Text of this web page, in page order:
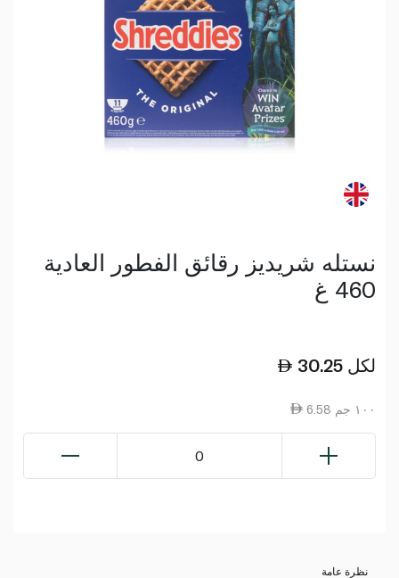
نستله شريديز رقائق الفطور العادية
460 غ
30.25 لكل
6.58 ١٠٠ جم
0
نظرة عامة